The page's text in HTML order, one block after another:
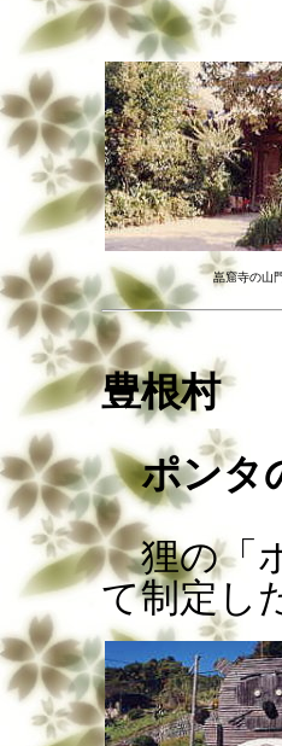
嵓窟寺の山
豊根村
ポンタ
狸の「
て制定し